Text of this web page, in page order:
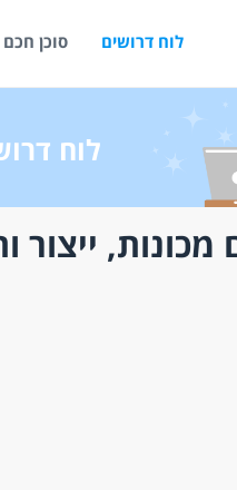
לוח דרושים סוכן חכם
לוח
ייצור